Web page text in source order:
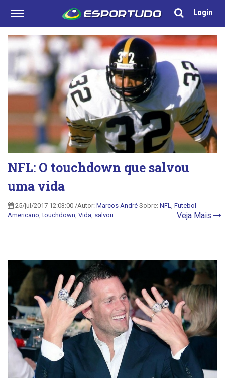
Login
NFL: O touchdown que salvou
uma vida
25/jul/2017 12:03:00 /Autor: Marcos André Sobre: NFL
Futebol
Americano ,touchdown Vida salvou Veja Mais